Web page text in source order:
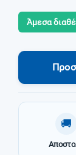
Άμεσα
🚚